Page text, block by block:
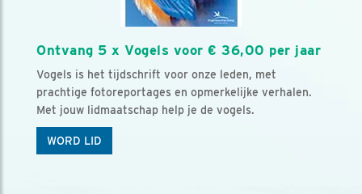
Ontvang 5 x Vogels voor € 36,00 per jaar
Vogels is het tijdschrift voor onze leden, met
prachtige fotoreportages en opmerkelijke verhalen.
Met jouw lidmaatschap help je de vogels.
WORD LID